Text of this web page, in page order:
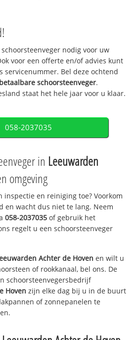
nodig voor uw
voor een offerte en/of advies kunt
servicenummer. Bel deze ochtend
betaalbare schoorsteenveger.
staat het hele jaar voor u klaar.
058-2037035
in Leeuwarden
omgeving
inspectie en reiniging toe? Voorkom
en wacht dus niet te lang. Neem
058-2037035 of gebruik het
regelt u een schoorsteenveger
Achter de Hoven en wilt u
of rookkanaal, bel ons. De
schoorsteenvegersbedrijf
Hoven zijn elke dag bij u in de buurt
of zonnepanelen te